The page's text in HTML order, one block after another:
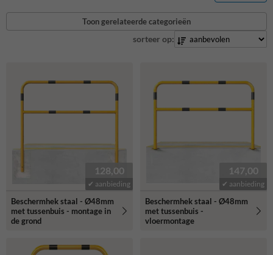
beschermbeugels en aanrijdbeveiligingen
Toon gerelateerde categorieën
sorteer op:
128,00
✔ aanbieding
Beschermhek staal - Ø48mm
met tussenbuis - montage in
de grond
147,00
✔ aanbieding
Beschermhek staal - Ø48mm
met tussenbuis -
vloermontage